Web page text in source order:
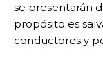
se presentarán
propósito es
conductores y